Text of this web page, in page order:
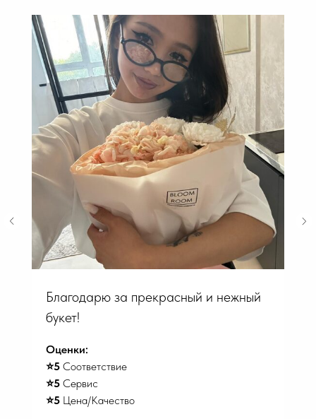
Благодарю за прекрасный и нежный
букет!
Оценки:
⭐️5 Соответствие
⭐️5 Сервис
⭐️5 Цена/Качество